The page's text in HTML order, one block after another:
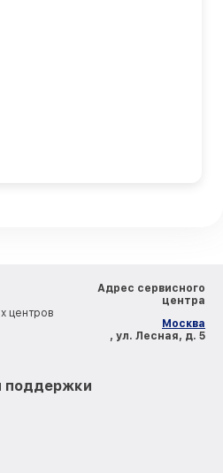
центров
Адрес сервисного
центра
Москва
, ул. Лесная, д. 5
поддержки